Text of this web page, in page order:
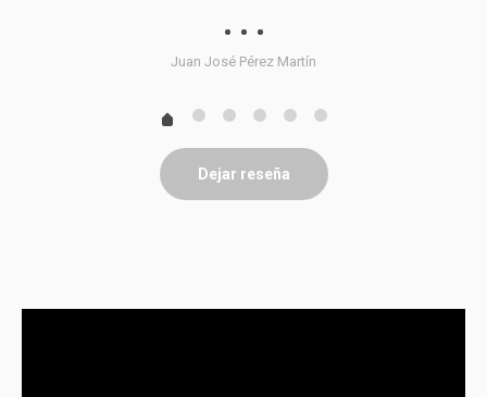
Juan José Pérez Martín
Dejar reseña